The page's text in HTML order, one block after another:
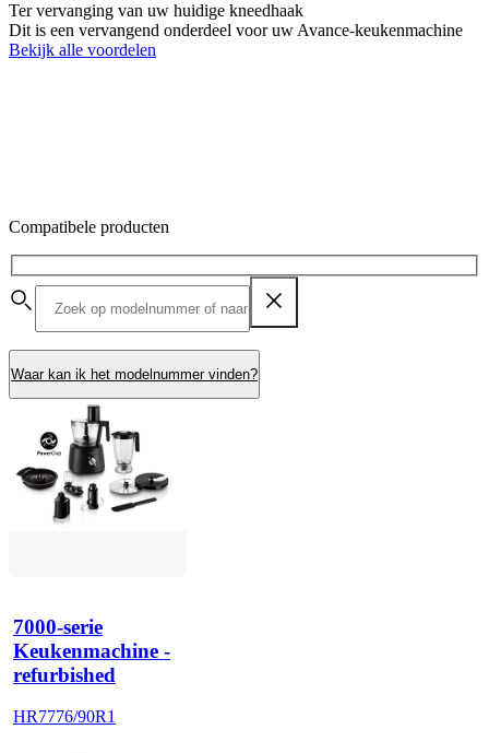
Ter vervanging van uw huidige kneedhaak
Dit is een vervangend onderdeel voor uw Avance-keukenmachine
Bekijk alle voordelen
Compatibele producten
Waar kan ik het modelnummer vinden?
7000-serie
Keukenmachine -
refurbished
HR7776/90R1